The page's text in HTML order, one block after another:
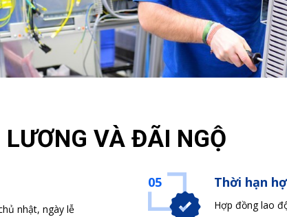
Thời hạn
Hợp đồng lao
05
nhật, ngày lễ
LƯƠNG VÀ ĐÃI NGỘ